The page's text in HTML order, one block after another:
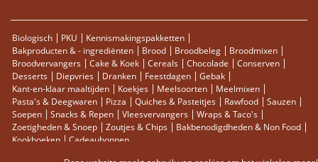
Biologisch PKU
Kennismakingspakketten
Bakproducten & - ingrediënten
Brood Broodbeleg
Broodmixen
Broodvervangers
Cake & Koek Cereals Chocolade
Conserven
Desserts
Diepvries Dranken Feestdagen
Gebak
Kant-en-klaar maaltijden
Koekjes Meelsoorten
Meelmixen
Pasta's & Deegwaren
Pizza Quiches & Pasteitjes Rawfood
Sauzen
Soepen
Snacks & Repen Vleesvervangers
Wraps & Taco's
Zoetigheden & Snoep
Zoutjes & Chips
Bakbenodigdheden & Non Food
Kookboeken
Cadeaubonnen